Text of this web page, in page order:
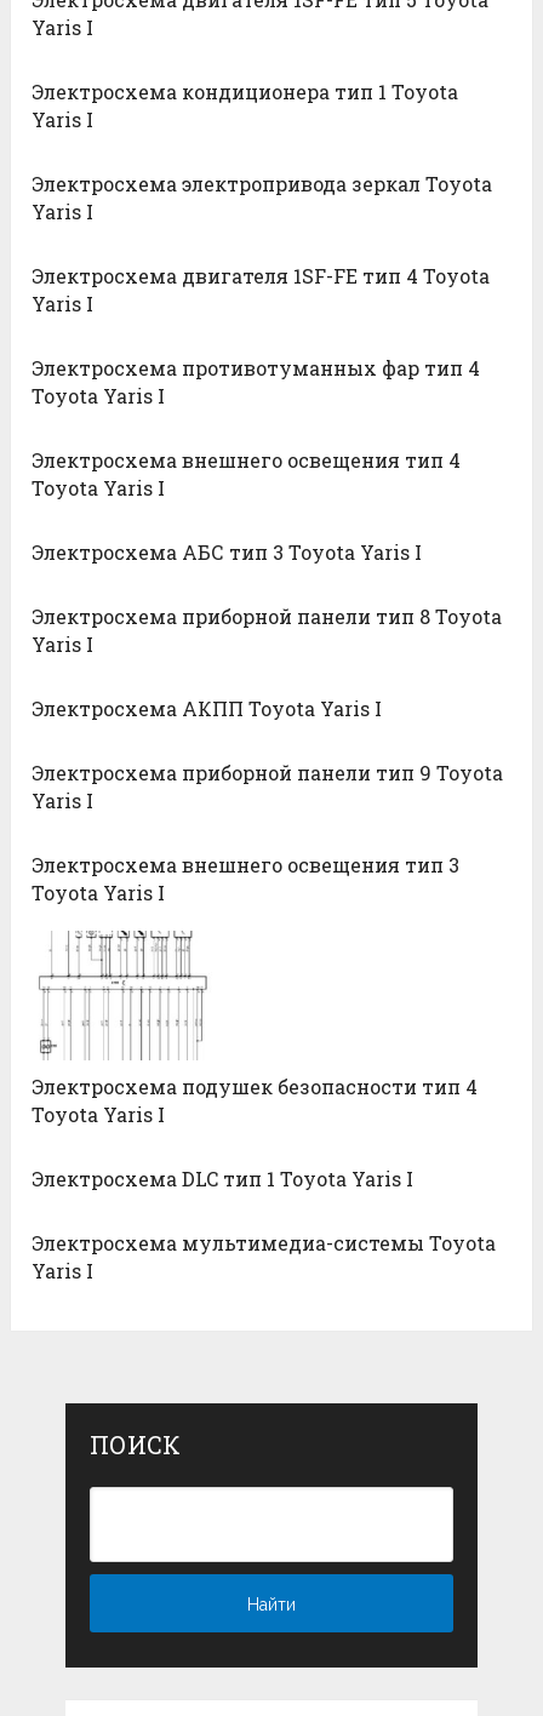
Yaris I
Электросхема кондиционера тип 1 Toyota
Yaris I
Электросхема электропривода зеркал Toyota
Yaris I
Электросхема двигателя 1SF-FE тип 4 Toyota
Yaris I
Электросхема противотуманных фар тип 4
Toyota Yaris I
Электросхема внешнего освещения тип 4
Toyota Yaris I
Электросхема АБС тип 3 Toyota Yaris I
Электросхема приборной панели тип 8 Toyota
Yaris I
Электросхема АКПП Toyota Yaris I
Электросхема приборной панели тип 9 Toyota
Yaris I
Электросхема внешнего освещения тип 3
Toyota Yaris I
Электросхема подушек безопасности тип 4
Toyota Yaris I
Электросхема DLC тип 1 Toyota Yaris I
Электросхема мультимедиа-системы Toyota
Yaris I
ПОИСК